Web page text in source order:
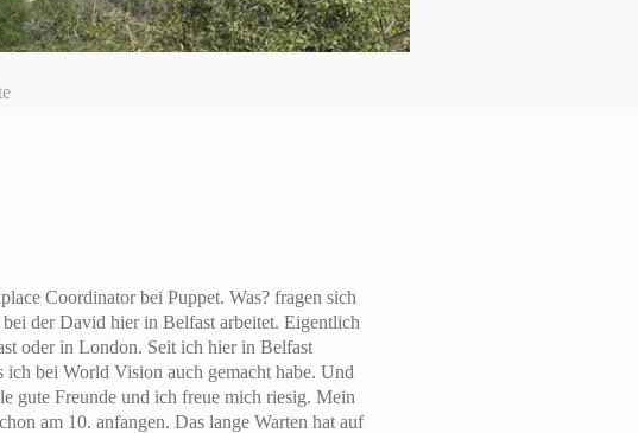
Coordinator bei Puppet. Was? fragen sich
der David hier in Belfast arbeitet. Eigentlich
oder in London. Seit ich hier in Belfast
ich bei World Vision auch gemacht habe. Und
gute Freunde und ich freue mich riesig. Mein
am 10. anfangen. Das lange Warten hat auf